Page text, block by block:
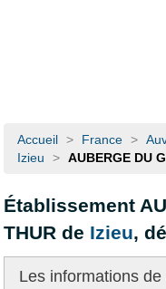
Accueil > France >
Izieu
> AUBERGE DU
Établissement
THUR de Izieu,
Les informations